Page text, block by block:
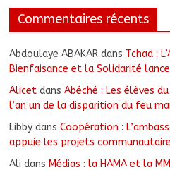
Commentaires récents
Abdoulaye ABAKAR dans Tchad :
Bienfaisance et la Solidarité
Alicet dansAbéché : Les élèves
l’an un de la disparition du feu
Libby dansCoopération :
appuie les projets
Ali dans Médias : la HAMA et la